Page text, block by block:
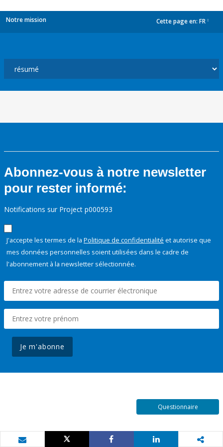
Notre mission Cette page en: FR
Abonnez-vous à notre newsletter
pour rester informé:
Notifications sur Project p000593
J'accepte les termes de la Politique de confidentialité et autorise que
mes données personnelles soient utilisées dans le cadre de
l'abonnement à la newsletter sélectionnée.
Je m'abonne
Questionnaire